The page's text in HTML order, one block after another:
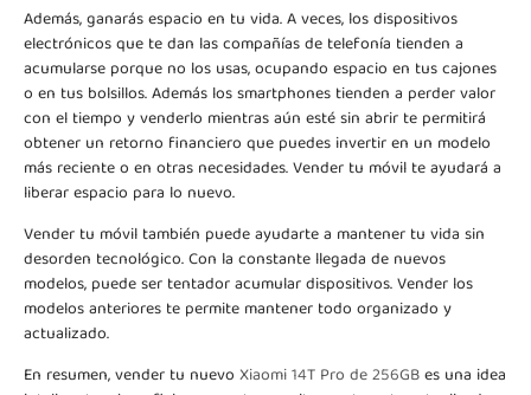
Además, ganarás espacio en tu vida. A veces, los dispositivos
electrónicos que te dan las compañías de telefonía tienden a
acumularse porque no los usas, ocupando espacio en tus cajones
o en tus bolsillos. Además los smartphones tienden a perder valor
con el tiempo y venderlo mientras aún esté sin abrir te permitirá
obtener un retorno financiero que puedes invertir en un modelo
más reciente o en otras necesidades. Vender tu móvil te ayudará a
liberar espacio para lo nuevo.
Vender tu móvil también puede ayudarte a mantener tu vida sin
desorden tecnológico. Con la constante llegada de nuevos
modelos, puede ser tentador acumular dispositivos. Vender los
modelos anteriores te permite mantener todo organizado y
actualizado.
En resumen, vender tu nuevo Xiaomi 14T Pro de 256GBes una idea